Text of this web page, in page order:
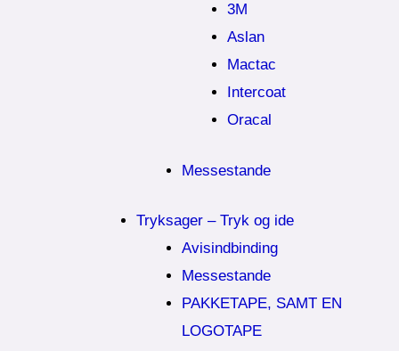
3M
Aslan
Mactac
Intercoat
Oracal
Messestande
Tryksager – Tryk og ide
Avisindbinding
Messestande
PAKKETAPE, SAMT EN
LOGOTAPE